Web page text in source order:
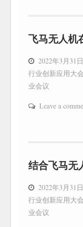
2022年3月31日
行业创新应用大会
业会议
Leave a
2022年3月31日
行业创新应用大会
业会议